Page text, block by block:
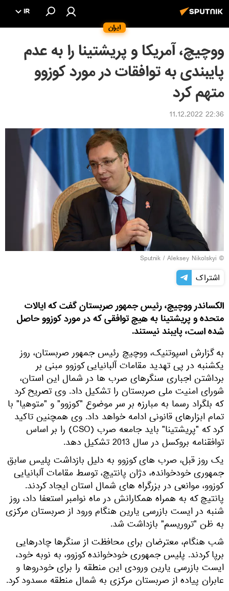
ایران
IR
ووچیچ، آمریکا و پریشتینا را به عدم
پایبندی به توافقات در مورد کوزوو
متهم کرد
22:36 11.12.2022
© Sputnik / Aleksey Nikolskyi
اشتراک
الکساندر ووچیچ، رئیس جمهور صربستان گفت که ایالات
متحده و پریشتینا به هیچ توافقی که در مورد کوزوو حاصل
شده است، پایبند نیستند.
به گزارش اسپوتنیک، ووچیچ رئیس جمهور صربستان، روز
یکشنبه در پی تهدید مقامات آلبانیایی کوزوو مبنی بر
برداشتن اجباری سنگرهای صرب ها در شمال این استان،
شورای امنیت ملی صربستان را تشکیل داد. وی تصریح کرد
که بلگراد رسما به مبارزه بر سر موضوع "کوزوو" و "متوهیا" با
تمام ابزارهای قانونی ادامه خواهد داد. وی همچنین تاکید
کرد که "پریشتینا" باید جامعه صرب (CSO) را بر اساس
توافقنامه بروکسل در سال 2013 تشکیل دهد.
یک روز قبل، صرب های کوزوو به دلیل بازداشت پلیس سابق
جمهوری خودخوانده، دژان پانتیچ، توسط مقامات آلبانیایی
کوزوو، موانعی در بزرگراه های شمال استان ایجاد کردند.
پانتیچ که به همراه همکارانش در ماه نوامبر استعفا داد، روز
شنبه در ایست بازرسی یارین هنگام ورود از صربستان مرکزی
به ظن "تروریسم" بازداشت شد.
شب هنگام، معترضان برای محافظت از سنگرها چادرهایی
برپا کردند. پلیس جمهوری خودخوانده کوزوو، به نوبه خود،
ایست بازرسی یارین ورودی این منطقه را برای خودروها و
عابران پیاده از صربستان مرکزی به شمال منطقه مسدود کرد.